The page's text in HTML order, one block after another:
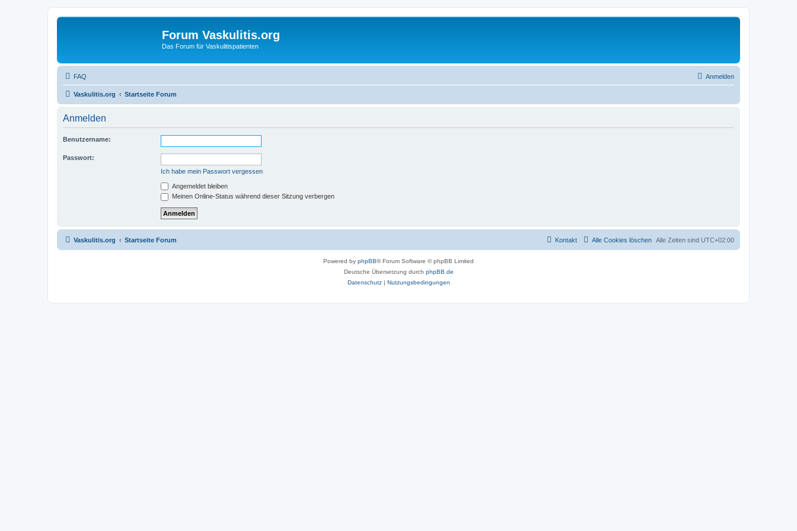
Forum Vaskulitis.org
Das Forum für Vaskulitispatienten
FAQ Anmelden
Vaskulitis.org Startseite Forum
Anmelden
Benutzername:
Passwort:
Ich habe mein Passwort vergessen
Angemeldet bleiben
Meinen Online-Status während dieser Sitzung verbergen
Vaskulitis.org Startseite Forum Alle Zeiten sind UTC+02:00
Alle Cookies löschen
Kontakt
Powered by phpBB® Forum Software © phpBB Limited
Deutsche Übersetzung durch phpBB.de
Datenschutz| Nutzungsbedingungen